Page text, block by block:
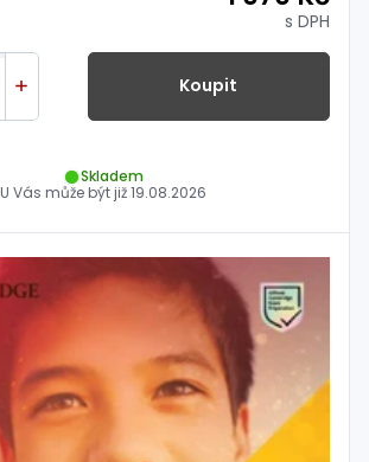
s DPH
Koupit
Skladem
U Vás může být již19.08.2026